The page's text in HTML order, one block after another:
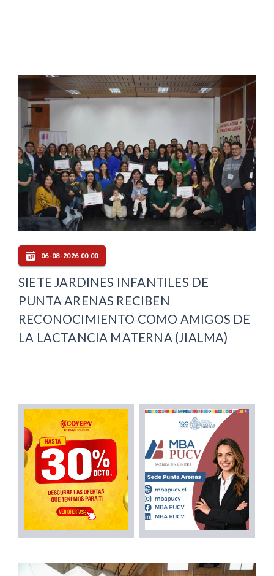
06-08-2026 00:00
SIETE JARDINES INFANTILES DE
PUNTA ARENAS RECIBEN
RECONOCIMIENTO COMO AMIGOS DE
LA LACTANCIA MATERNA (JIALMA)